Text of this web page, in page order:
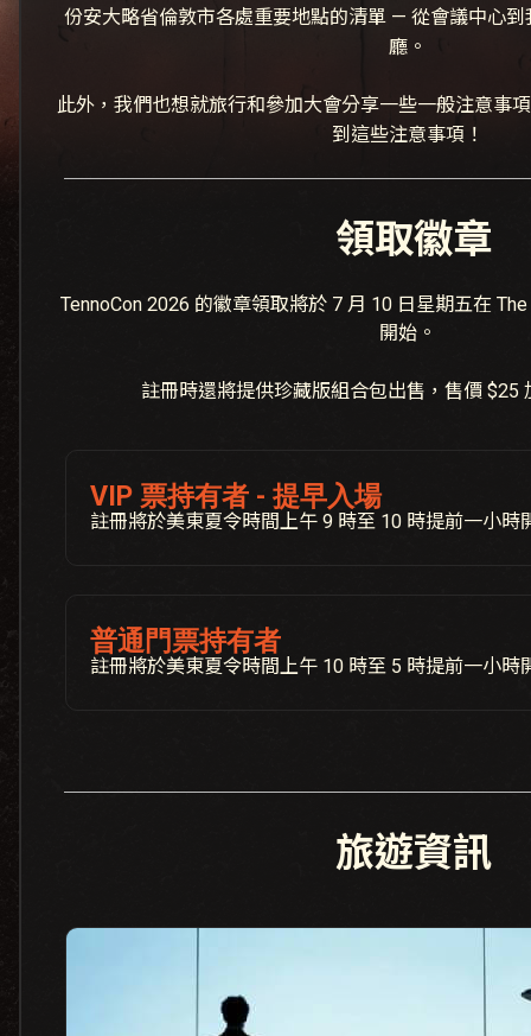
份安大略省倫敦市各處重要地點的清單 — 從會議中心
廳。
此外，我們也想就旅行和參加大會分享一些一般注意事
到這些注意事項！
領取徽章
TennoCon 2026 的徽章領取將於 7 月 10 日星期五在
開始。
註冊時還將提供珍藏版組合包出售，售價 $25
VIP 票持有者 - 提早入場
註冊將於美東夏令時間上午 9 時至 10 時提前一小時
普通門票持有者
註冊將於美東夏令時間上午 10 時至 5 時提前一小時
旅遊資訊